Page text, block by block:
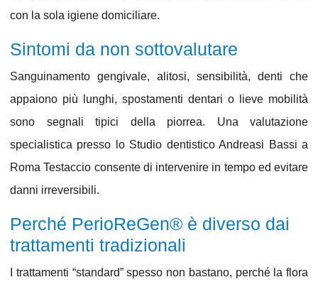
con la sola igiene domiciliare.
Sintomi da non sottovalutare
Sanguinamento gengivale, alitosi, sensibilità, denti che
appaiono più lunghi, spostamenti dentari o lieve mobilità
sono segnali tipici della piorrea. Una valutazione
specialistica presso lo Studio dentistico Andreasi Bassi a
Roma Testaccio consente di intervenire in tempo ed evitare
danni irreversibili.
Perché PerioReGen® è diverso dai
trattamenti tradizionali
I trattamenti “standard” spesso non bastano, perché la flora